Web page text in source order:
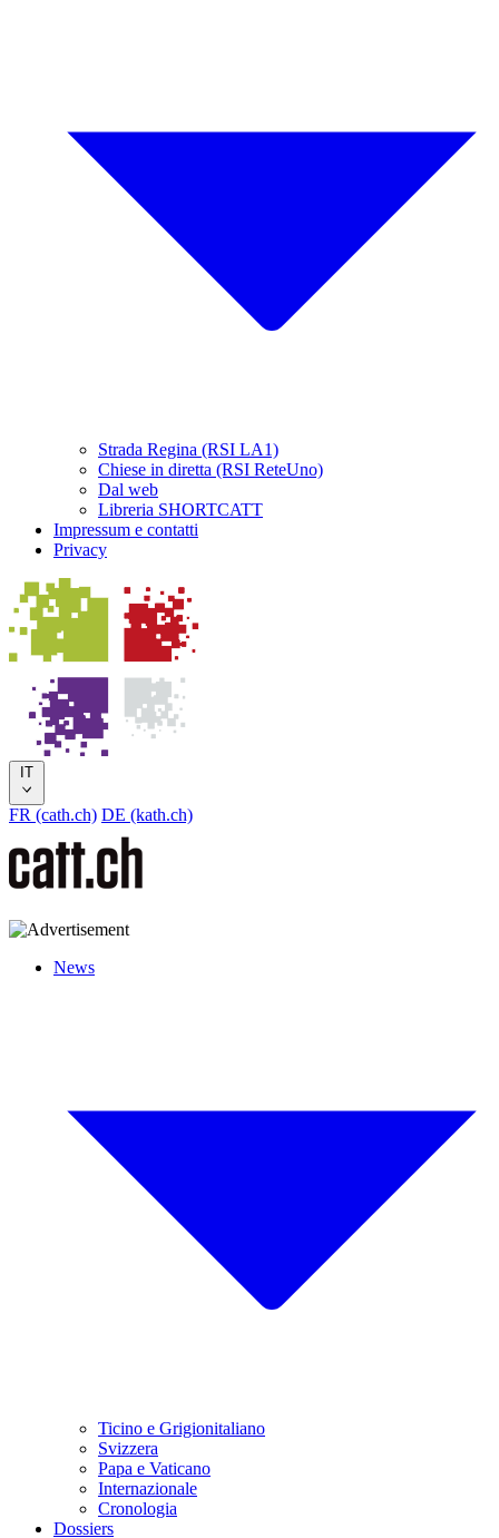
Strada Regina (RSI LA1)
Chiese in diretta (RSI ReteUno)
Dal web
Libreria SHORTCATT
Impressum e contatti
Privacy
IT
FR (cath.ch) DE (kath.ch)
News
Ticino e Grigionitaliano
Svizzera
Papa e Vaticano
Internazionale
Cronologia
Dossiers